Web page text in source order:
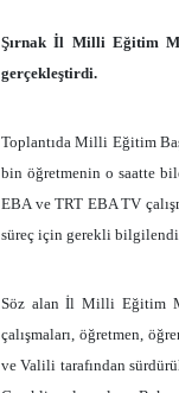
Şırnak İl Milli Eğitim
gerçekleştirdi.
Toplantıda Milli Eğitim
bin öğretmenin o saatte
EBA ve TRT EBA TV
süreç için gerekli
Söz alan İl Milli Eğitim
çalışmaları, öğretmen,
ve Valili tarafından